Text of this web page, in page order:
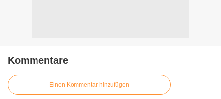
Kommentare
Einen Kommentar hinzufügen